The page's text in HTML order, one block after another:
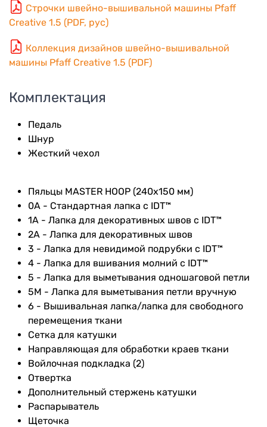
Строчки швейно-вышивальной машины Pfaff
Creative 1.5 (PDF, рус)
Коллекция дизайнов швейно-вышивальной
машины Pfaff Creative 1.5 (PDF)
Комплектация
Педаль
Шнур
Жесткий чехол
Пяльцы MASTER HOOP (240x150 мм)
0A - Стандартная лапка с IDT™
1A - Лапка для декоративных швов с IDT™
2A - Лапка для декоративных швов
3 - Лапка для невидимой подрубки с IDT™
4 - Лапка для вшивания молний с IDT™
5 - Лапка для выметывания одношаговой петли
5M - Лапка для выметывания петли вручную
6 - Вышивальная лапка/лапка для свободного
перемещения ткани
Сетка для катушки
Направляющая для обработки краев ткани
Войлочная подкладка (2)
Отвертка
Дополнительный стержень катушки
Распарыватель
Щеточка